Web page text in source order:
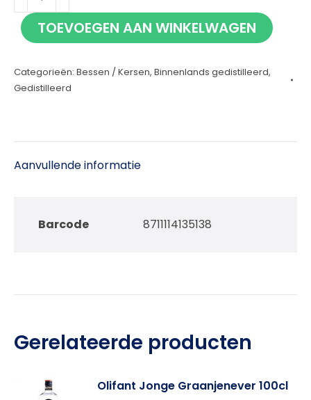
Bramen
50cl TOEVOEGEN AAN WINKELWAGEN
Categorieën: Bessen / Kersen, Binnenlands gedistilleerd,
Gedistilleerd
Aanvullende informatie
Barcode 8711114135138
Gerelateerde producten
Olifant Jonge Graanjenever 100cl